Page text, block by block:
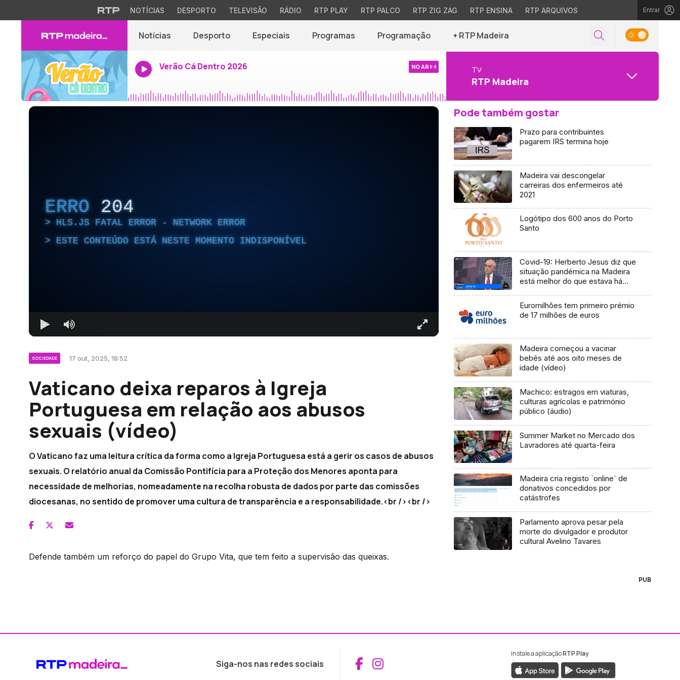
NOTÍCIAS DESPORTO TELEVISÃO RÁDIO RTP PLAY RTP PALCO RTP ZIG ZAG RTP ENSINA RTP ARQUIVOS Entrar
Notícias Desporto Especiais Programas Programação + RTP Madeira
Verão Cá Dentro 2026 NO AR TV
RTP Madeira
ERRO 204
HLS.JS FATAL ERROR - NETWORK ERROR
ESTE CONTEÚDO ESTÁ NESTE MOMENTO INDISPONÍVEL
SOCIEDADE 17 out, 2025, 18:52
Vaticano deixa reparos à Igreja
Portuguesa em relação aos abusos
sexuais (vídeo)
O Vaticano faz uma leitura crítica da forma como a Igreja Portuguesa está a gerir os casos de abusos
sexuais. O relatório anual da Comissão Pontifícia para a Proteção dos Menores aponta para
necessidade de melhorias, nomeadamente na recolha robusta de dados por parte das comissões
diocesanas, no sentido de promover uma cultura de transparência e a responsabilidade.<br /><br />
Defende também um reforço do papel do Grupo Vita, que tem feito a supervisão das queixas.
Pode também gostar
Prazo para contribuintes
pagarem IRS termina hoje
Madeira vai descongelar
carreiras dos enfermeiros até
2021
Logótipo dos 600 anos do Porto
Santo
Covid-19: Herberto Jesus diz que
situação pandémica na Madeira
está melhor do que estava há
Euromilhões tem primeiro prémio
de 17 milhões de euros
Madeira começou a vacinar
bebés até aos oito meses de
idade (vídeo)
Machico: estragos em viaturas,
culturas agrícolas e património
público (áudio)
Summer Market no Mercado dos
Lavradores até quarta-feira
Madeira cria registo `online` de
donativos concedidos por
catástrofes
Parlamento aprova pesar pela
morte do divulgador e produtor
cultural Avelino Tavares
PUB
Siga-nos nas redes sociais Aceder ao Facebook da RTP Madeira
Aceder ao Instagram da RTP Madeira
Instale a aplicaçãoRTP Play